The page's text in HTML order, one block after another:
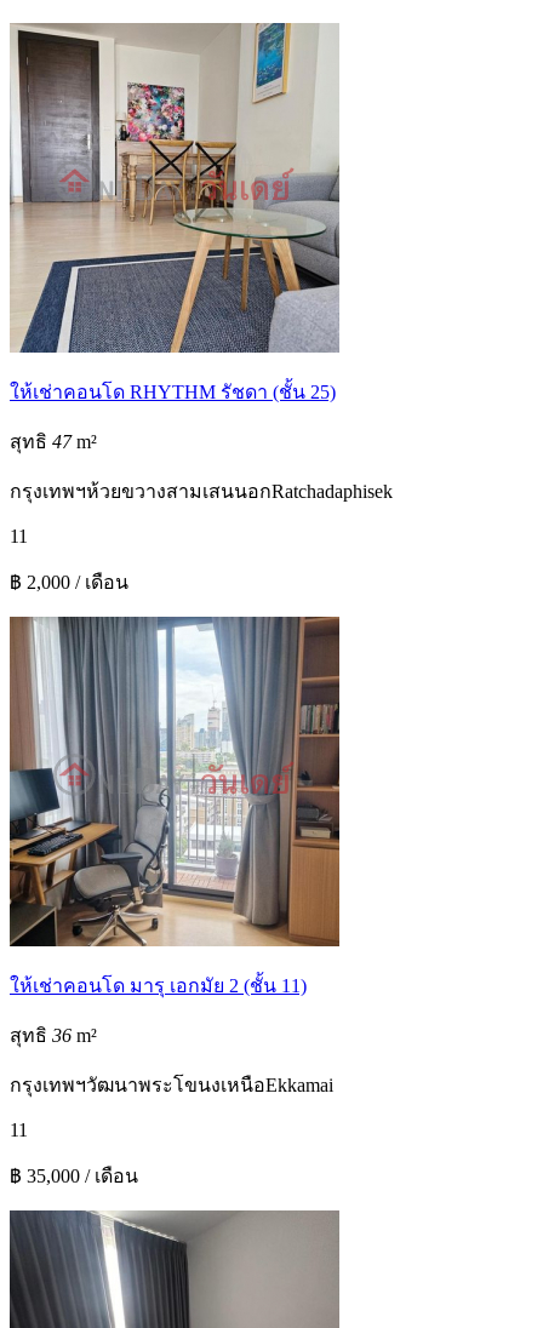
ให้เช่าคอนโด RHYTHM รัชดา (ชั้น 25)
สุทธิ 47m²
กรุงเทพฯห้วยขวางสามเสนนอกRatchadaphisek
11
฿ 2,000 / เดือน
ให้เช่าคอนโด มารุ เอกมัย 2 (ชั้น 11)
สุทธิ 36 m²
กรุงเทพฯวัฒนาพระโขนงเหนือEkkamai
11
฿ 35,000 / เดือน